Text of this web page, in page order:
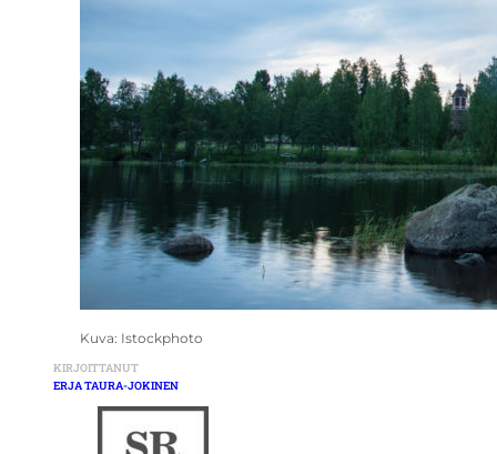
Kuva: Istockphoto
KIRJOITTANUT
ERJA TAURA-JOKINEN